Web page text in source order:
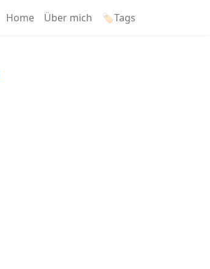
Home Über mich 🏷️Tags